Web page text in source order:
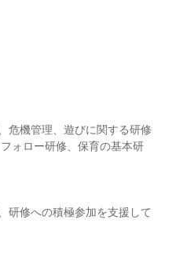
危機管理、遊びに関する研修
ォロー研修、保育の基本研
研修への積極参加を支援して